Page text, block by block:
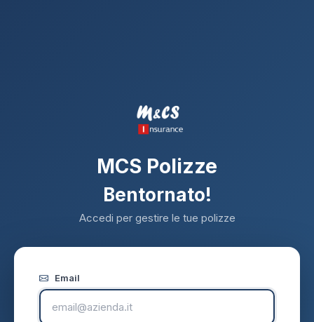
MCS Polizze
Bentornato!
Accedi per gestire le tue polizze
Email